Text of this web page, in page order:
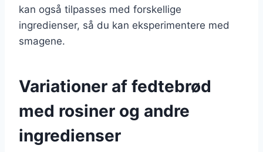
kan også tilpasses med forskellige
ingredienser, så du kan eksperimentere med
smagene.
Variationer af fedtebrød
med rosiner og andre
ingredienser